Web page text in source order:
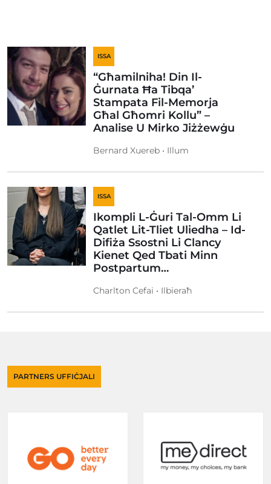
ISSA
“Għamilniha! Din Il-
Ġurnata Ħa Tibqa’
Stampata Fil-Memorja
Għal Għomri Kollu” –
Analise U Mirko Jiżżewġu
Bernard Xuereb • Illum
ISSA
Ikompli L-Ġuri Tal-Omm Li
Qatlet Lit-Tliet Uliedha – Id-
Difiża Ssostni Li Clancy
Kienet Qed Tbati Minn
Postpartum…
Charlton Cefai • Ilbieraħ
PARTNERS UFFIĊJALI